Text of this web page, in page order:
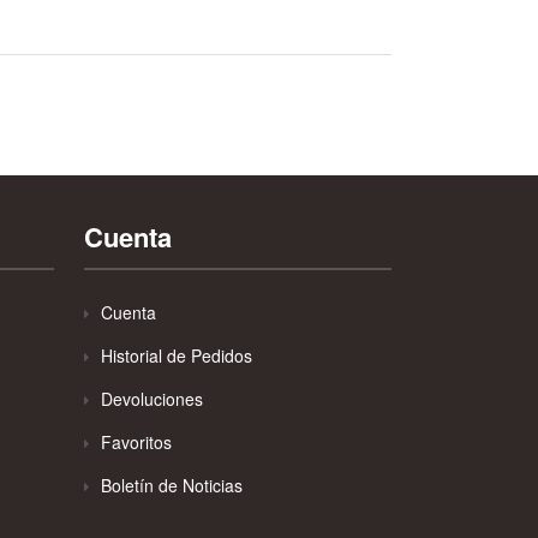
Cuenta
Cuenta
Historial de Pedidos
Devoluciones
Favoritos
Boletín de Noticias